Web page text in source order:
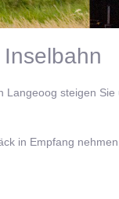
Langeoog steigen
in Empfang